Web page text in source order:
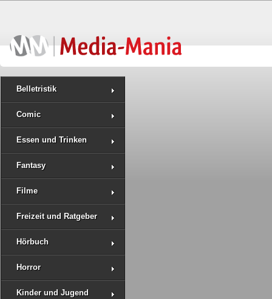
Belletristik
Comic
Essen und Trinken
Fantasy
Filme
Freizeit und Ratgeber
Hörbuch
Horror
Kinder und Jugend